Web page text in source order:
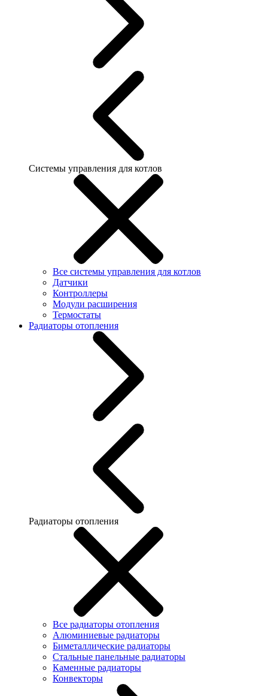
Системы управления для котлов
Все системы управления для котлов
Датчики
Контроллеры
Модули расширения
Термостаты
Радиаторы отопления
Радиаторы отопления
Все радиаторы отопления
Алюминиевые радиаторы
Биметаллические радиаторы
Стальные панельные радиаторы
Каменные радиаторы
Конвекторы